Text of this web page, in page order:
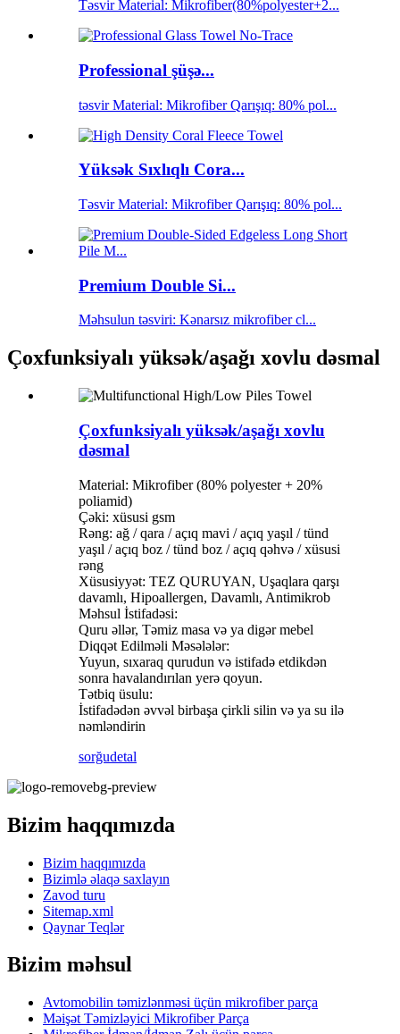
Təsvir Material: Mikrofiber(80%polyester+2...
Professional şüşə...
təsvir Material: Mikrofiber Qarışıq: 80% pol...
Yüksək Sıxlıqlı Cora...
Təsvir Material: Mikrofiber Qarışıq: 80% pol...
Premium Double Si...
Məhsulun təsviri: Kənarsız mikrofiber cl...
Çoxfunksiyalı yüksək/aşağı xovlu dəsmal
Çoxfunksiyalı yüksək/aşağı xovlu
dəsmal
Material: Mikrofiber (80% polyester + 20%
poliamid)
Çəki: xüsusi gsm
Rəng: ağ / qara / açıq mavi / açıq yaşıl / tünd
yaşıl / açıq boz / tünd boz / açıq qəhvə / xüsusi
rəng
Xüsusiyyət: TEZ QURUYAN, Uşaqlara qarşı
davamlı, Hipoallergen, Davamlı, Antimikrob
Məhsul İstifadəsi:
Quru əllər, Təmiz masa və ya digər mebel
Diqqət Edilməli Məsələlər:
Yuyun, sıxaraq qurudun və istifadə etdikdən
sonra havalandırılan yerə qoyun.
Tətbiq üsulu:
İstifadədən əvvəl birbaşa çirkli silin və ya su ilə
nəmləndirin
sorğudetal
Bizim haqqımızda
Bizim haqqımızda
Bizimlə əlaqə saxlayın
Zavod turu
Sitemap.xml
Qaynar Teqlər
Bizim məhsul
Avtomobilin təmizlənməsi üçün mikrofiber parça
Məişət Təmizləyici Mikrofiber Parça